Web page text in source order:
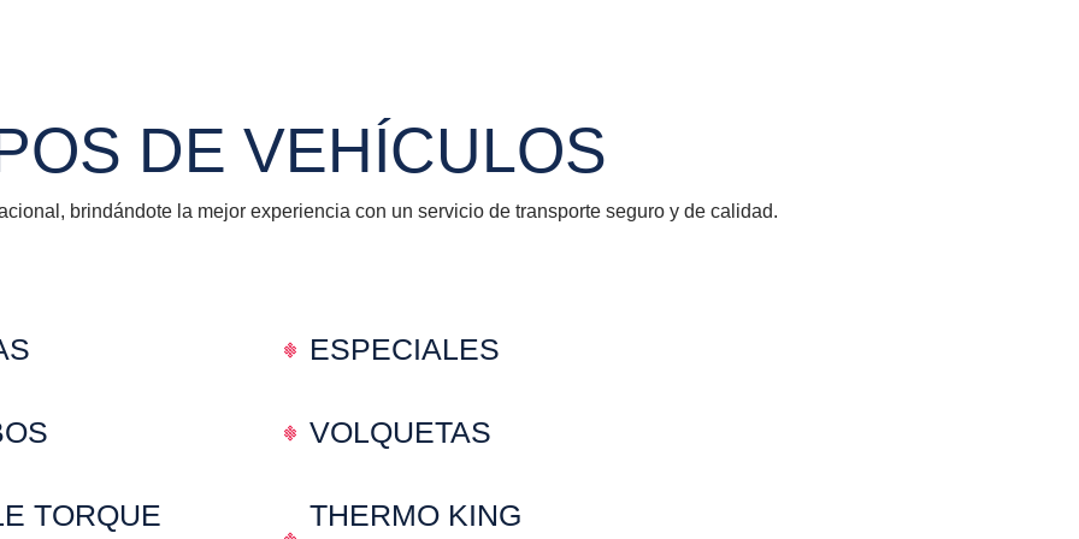
DE VEHÍCULOS
brindándote la mejor experiencia con un servicio de transporte seguro y de calidad.
TORQUE
ESPECIALES
VOLQUETAS
THERMO KING